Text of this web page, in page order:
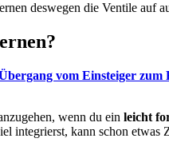
deswegen die Ventile auf
vom Einsteiger zum
wenn du ein leicht
integrierst, kann schon